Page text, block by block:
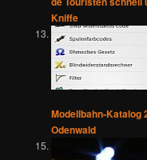
Kniffe
Modellbahn-Katalog
Odenwald